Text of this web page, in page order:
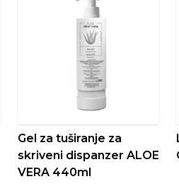
Gel za tuširanje za
skriveni dispanzer ALOE
VERA 440ml